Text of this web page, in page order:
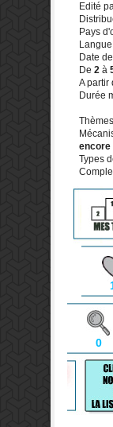
Edité
Pays
Date
De 2 à
A partir
Durée
encore
Types
0